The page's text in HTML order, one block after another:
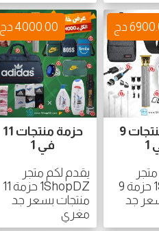
حزمة منتجات 9
1ShopDZ حزمة 9
جد
دج
حزمة منتجات 11
في 1
يقدم لكم متجر
1ShopDZ حزمة 11
منتجات بسعر جد
مغري
4000.00 دج